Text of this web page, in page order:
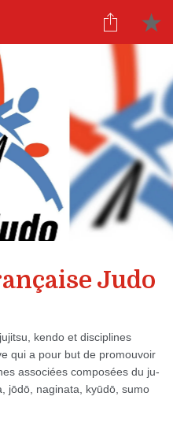
Judo
kendo et disciplines
qui a pour but de promouvoir
associées composées du ju-
jōdō, naginata, kyūdō, sumo